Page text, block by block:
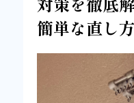
簡単な直し